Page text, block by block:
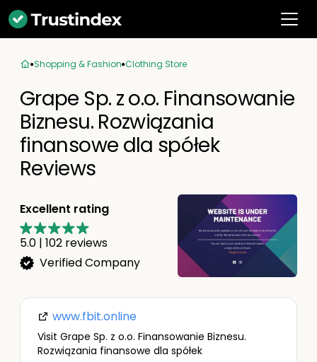
Shopping & Fashion Clothing Store
Grape Sp. z o.o. Finansowanie
Biznesu. Rozwiązania
finansowe dla spółek
Reviews
Excellent rating
5.0 | 102 reviews
Verified Company
www.fbit.online
Visit Grape Sp. z o.o. Finansowanie Biznesu.
Rozwiązania finansowe dla spółek